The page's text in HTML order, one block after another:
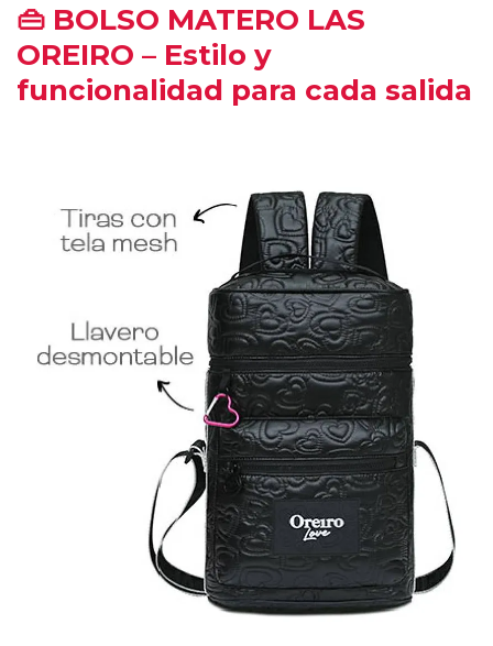
👜 BOLSO MATERO LAS
OREIRO – Estilo y
funcionalidad para cada salida